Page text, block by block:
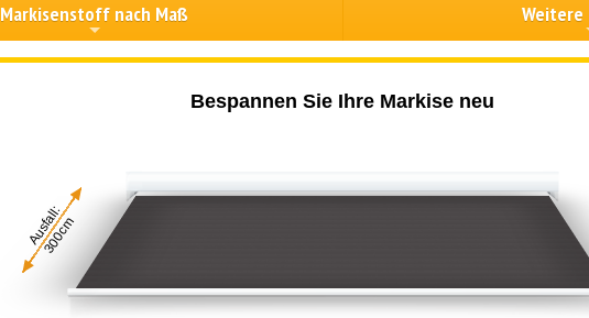
Markisenstoff nach Maß Weitere
Bespannen Sie Ihre Markise neu
Ausfall:
300cm